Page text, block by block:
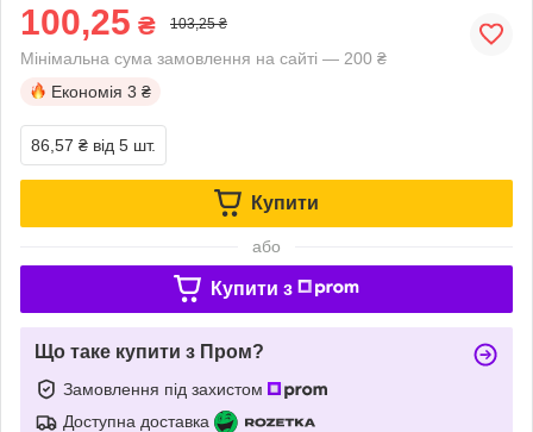
100,25 ₴ 103,25 ₴
Мінімальна сума замовлення на сайті — 200 ₴
Економія 3 ₴
86,57 ₴ від 5 шт.
Купити
або
Купити з
Що таке купити з Пром?
Замовлення під захистом
Доступна доставка